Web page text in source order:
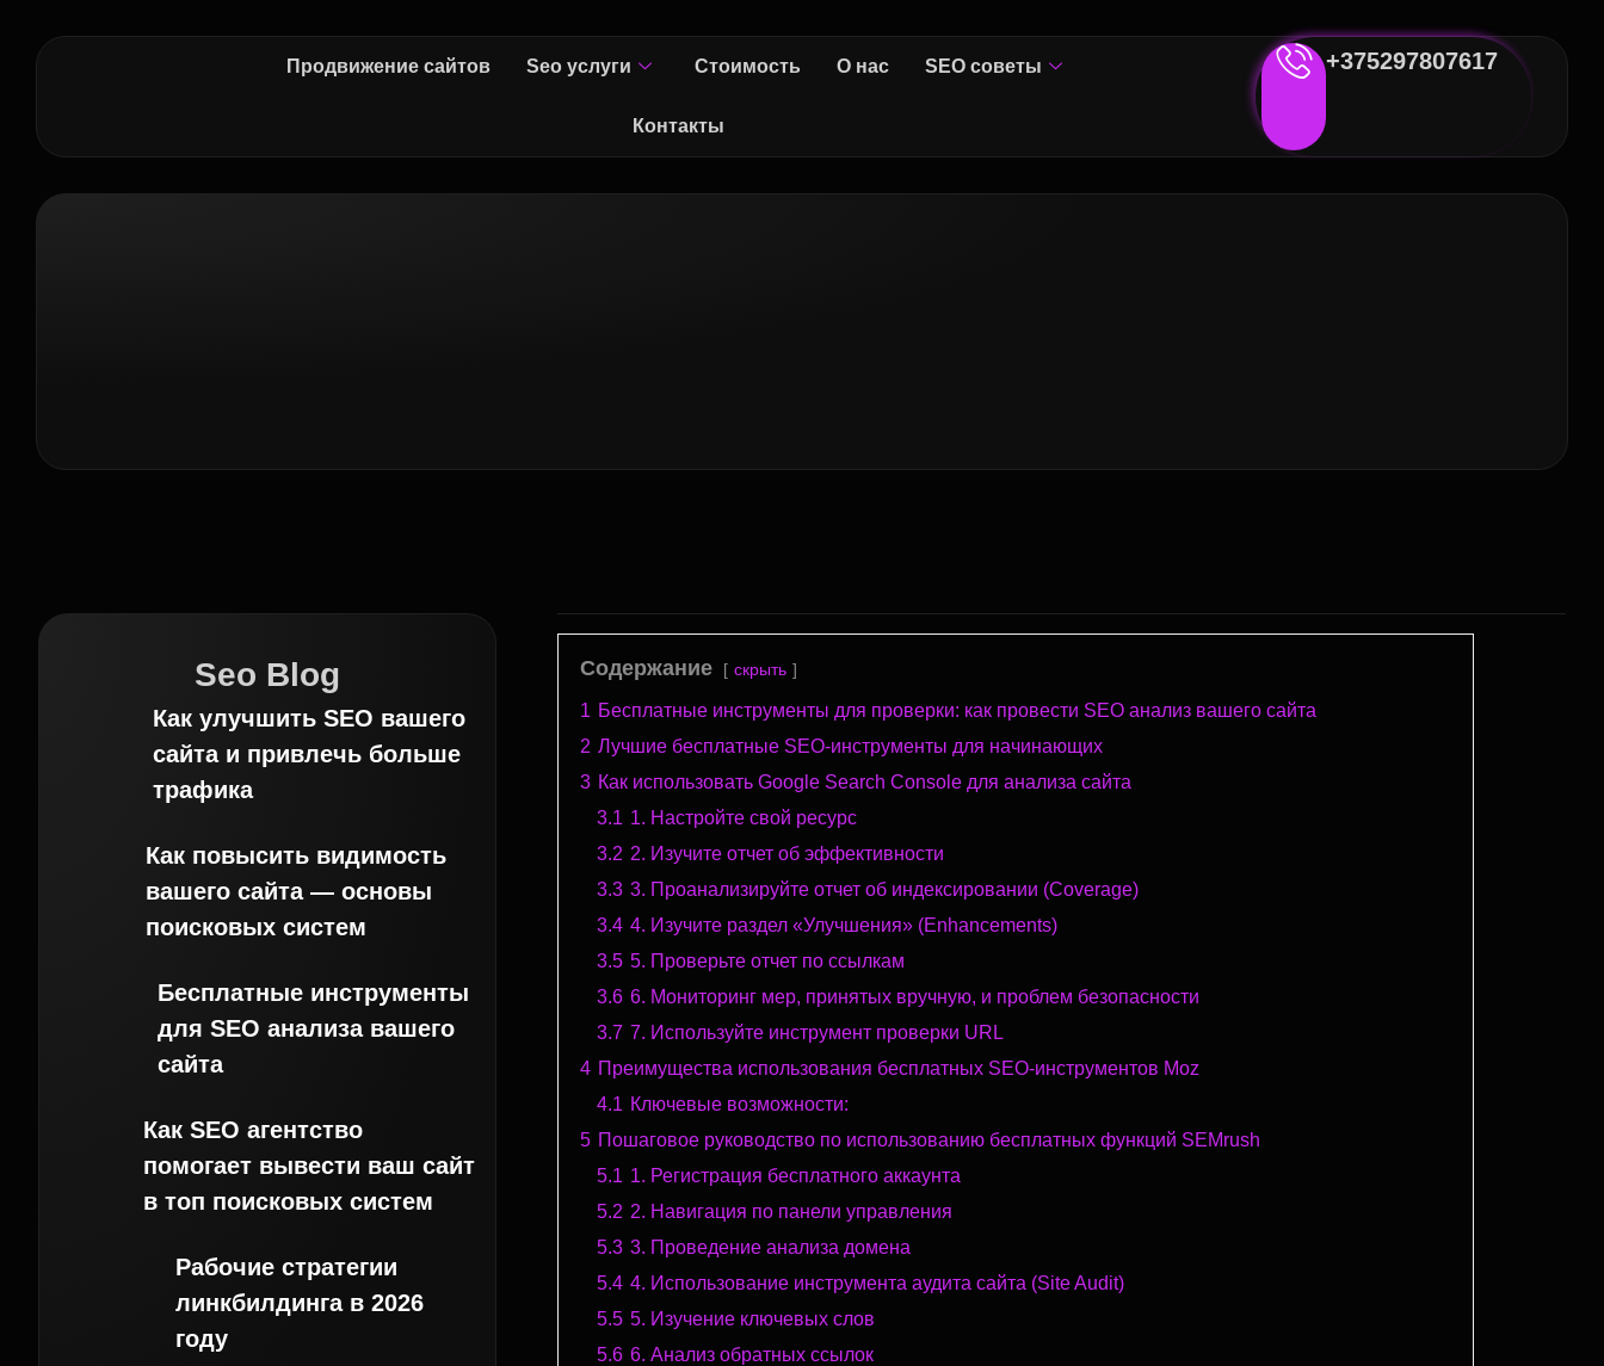
Продвижение сайтов Seo услуги Стоимость О нас SEO советы
Контакты
+375297807617
Seo Blog
Как улучшить SEO вашего
сайта и привлечь больше
трафика
Как повысить видимость
вашего сайта — основы
поисковых систем
Бесплатные инструменты
для SEO анализа вашего
сайта
Как SEO агентство
помогает вывести ваш сайт
в топ поисковых систем
Рабочие стратегии
линкбилдинга в 2026
году
Содержание скрыть
1 Бесплатные инструменты для проверки: как провести SEO анализ вашего сайта
2 Лучшие бесплатные SEO-инструменты для начинающих
3 Как использовать Google Search Console для анализа сайта
3.1 1. Настройте свой ресурс
3.2 2. Изучите отчет об эффективности
3.3 3. Проанализируйте отчет об индексировании (Coverage)
3.4 4. Изучите раздел «Улучшения» (Enhancements)
3.5 5. Проверьте отчет по ссылкам
3.6 6. Мониторинг мер, принятых вручную, и проблем безопасности
3.7 7. Используйте инструмент проверки URL
4 Преимущества использования бесплатных SEO-инструментов Moz
4.1 Ключевые возможности:
5 Пошаговое руководство по использованию бесплатных функций SEMrush
5.1 1. Регистрация бесплатного аккаунта
5.2 2. Навигация по панели управления
5.3 3. Проведение анализа домена
5.4 4. Использование инструмента аудита сайта (Site Audit)
5.5 5. Изучение ключевых слов
5.6 6. Анализ обратных ссылок